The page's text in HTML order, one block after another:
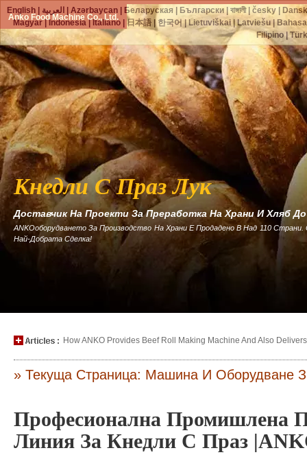
Anko Food Machine Co., Ltd.
Кнедли С Праз Лук
Доставчик На Проекти За Преработка На Храни И Хляб
ANKOоборудването За Производство На Храни Е Продадено В Над 110
Най-Добрата Сделка!
How ANKO Provides Beef Roll Making Machine And Also
» Текуща Страница: Машина И Оборудване
Професионална Промишлена
Линия За Кнедли С Праз
English العربية |Azərbaycan Беларуская Български |বাঙ্গালী|česky
Magyar|Indonesia| Italiano| 日本語|한국어|Lietuviškai|Latviešu|
Filipino|